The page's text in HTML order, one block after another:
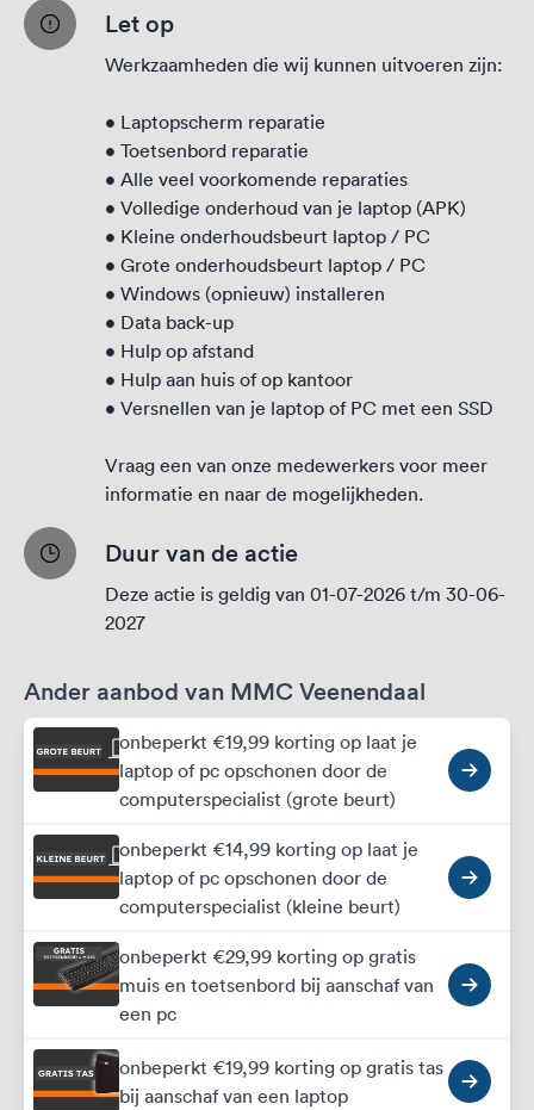
Let op
Werkzaamheden die wij kunnen uitvoeren zijn:
• Laptopscherm reparatie
• Toetsenbord reparatie
• Alle veel voorkomende reparaties
• Volledige onderhoud van je laptop (APK)
• Kleine onderhoudsbeurt laptop / PC
• Grote onderhoudsbeurt laptop / PC
• Windows (opnieuw) installeren
• Data back-up
• Hulp op afstand
• Hulp aan huis of op kantoor
• Versnellen van je laptop of PC met een SSD
Vraag een van onze medewerkers voor meer
informatie en naar de mogelijkheden.
Duur van de actie
Deze actie is geldig van 01-07-2026 t/m 30-06-
2027
Ander aanbod van MMC Veenendaal
onbeperkt €19,99 korting op laat je
laptop of pc opschonen door de
computerspecialist (grote beurt)
onbeperkt €14,99 korting op laat je
laptop of pc opschonen door de
computerspecialist (kleine beurt)
onbeperkt €29,99 korting op gratis
muis en toetsenbord bij aanschaf van
een pc
onbeperkt €19,99 korting op gratis tas
bij aanschaf van een laptop